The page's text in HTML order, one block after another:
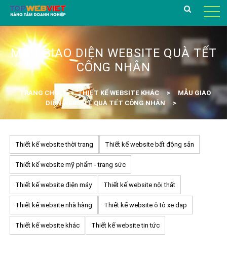
MẪU GIAO DIỆN WEBSITE QUÀ TẾT
CÔNG NHÂN
TRANG CHỦ THIẾT KẾ WEBSITE KHÁC
MẪU GIAO
DIỆN WEBSITE QUÀ TẾT CÔNG NHÂN
Thiết kế website thời trang Thiết kế website bất động sản
Thiết kế website mỹ phẩm - trang sức
Thiết kế website điện máy Thiết kế website nội thất
Thiết kế website nhà hàng Thiết kế website ô tô xe đạp
Thiết kế website khác Thiết kế website tin tức